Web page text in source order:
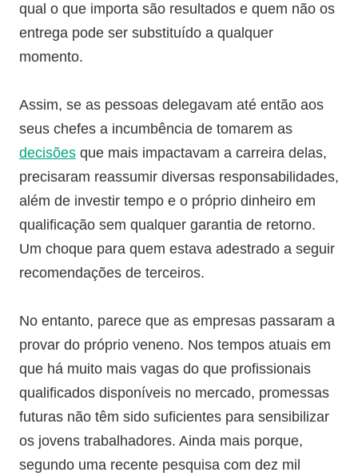
qual o que importa são resultados e quem não os
entrega pode ser substituído a qualquer
momento.
Assim, se as pessoas delegavam até então aos
seus chefes a incumbência de tomarem as
decisões que mais impactavam a carreira delas,
precisaram reassumir diversas responsabilidades,
além de investir tempo e o próprio dinheiro em
qualificação sem qualquer garantia de retorno.
Um choque para quem estava adestrado a seguir
recomendações de terceiros.
No entanto, parece que as empresas passaram a
provar do próprio veneno. Nos tempos atuais em
que há muito mais vagas do que profissionais
qualificados disponíveis no mercado, promessas
futuras não têm sido suficientes para sensibilizar
os jovens trabalhadores. Ainda mais porque,
segundo uma recente pesquisa com dez mil